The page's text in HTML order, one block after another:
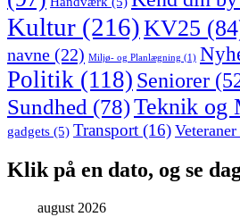
Kultur (216)KV25
navne (22) Miljø- og Planlægning (1)
Politik (118) Seniorer
Sundhed (78)Teknik og
gadgets (5) Transport (16) Veteraner
Klik på en dato, og se
august 2026